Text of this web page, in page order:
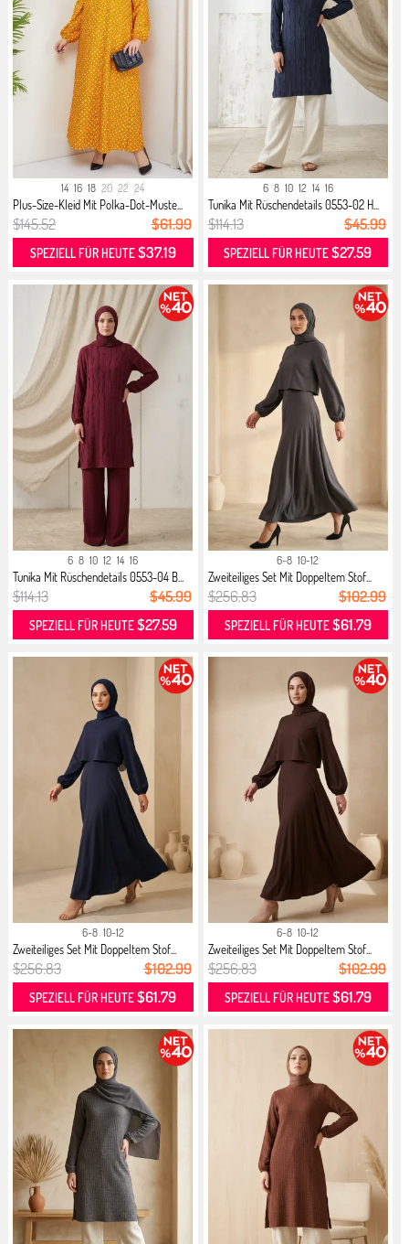
14 16 18 20 22 24
Plus-Size-Kleid Mit Polka-Dot-Muste...
$145.52 $61.99
SPEZIELL FÜR HEUTE$37.19
6 8 10 12 14 16
Tunika Mit Rüschendetails 0553-02 H...
$114.13 $45.99
SPEZIELL FÜR HEUTE$27.59
6 8 10 12 14 16
Tunika Mit Rüschendetails 0553-04 B...
$114.13 $45.99
SPEZIELL FÜR HEUTE$27.59
6-8 10-12
Zweiteiliges Set Mit Doppeltem Stof...
$256.83 $102.99
SPEZIELL FÜR HEUTE$61.79
6-8 10-12
Zweiteiliges Set Mit Doppeltem Stof...
$256.83 $102.99
SPEZIELL FÜR HEUTE$61.79
6-8 10-12
Zweiteiliges Set Mit Doppeltem Stof...
$256.83 $102.99
SPEZIELL FÜR HEUTE$61.79